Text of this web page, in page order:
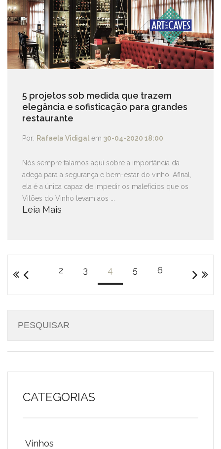
5 projetos sob medida que trazem
elegância e sofisticação para grandes
restaurante
Por: Rafaela Vidigal em 30-04-2020 18:00
Nós sempre falamos aqui sobre a importância da
adega para a segurança e bem-estar do vinho. Afinal,
ela é a única capaz de impedir os malefícios que os
Vilões do Vinho levam aos ...
Leia Mais
2 3 4 5 6
CATEGORIAS
Vinhos